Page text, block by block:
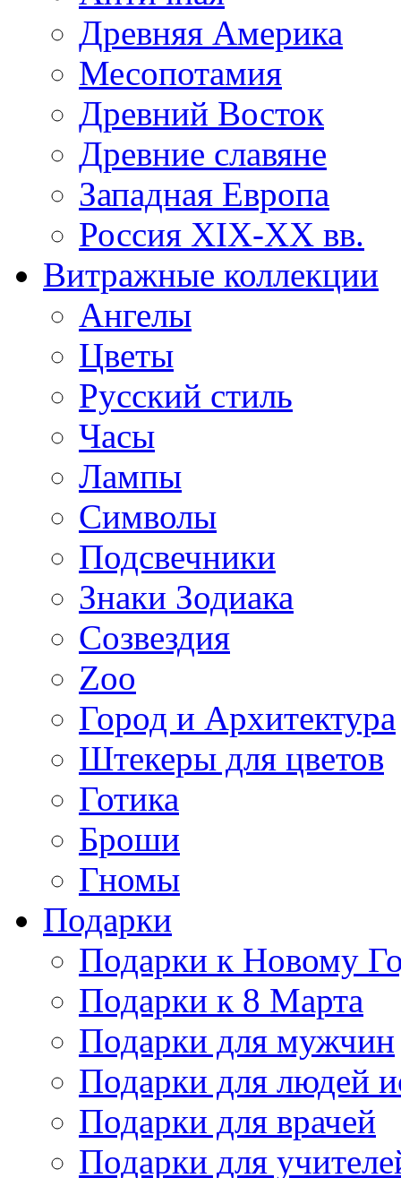
Древняя Америка
Месопотамия
Древний Восток
Древние славяне
Западная Европа
Россия XIX-XX вв.
Витражные коллекции
Ангелы
Цветы
Русский стиль
Часы
Лампы
Символы
Подсвечники
Знаки Зодиака
Созвездия
Zoo
Город и Архитектура
Штекеры для цветов
Готика
Броши
Гномы
Подарки
Подарки к Новому
Подарки к 8 Марта
Подарки для мужчин
Подарки для людей
Подарки для врачей
Подарки для